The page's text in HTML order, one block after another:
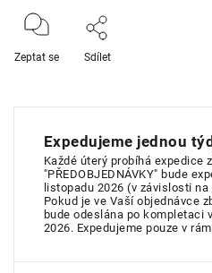
Zeptat se Sdílet
Expedujeme jednou
Každé úterý probíhá expedice
"PŘEDOBJEDNÁVKY" bude
listopadu 2026 (v závislosti
Pokud je ve Vaší objednávce
bude odeslána po kompletaci
2026. Expedujeme pouze v